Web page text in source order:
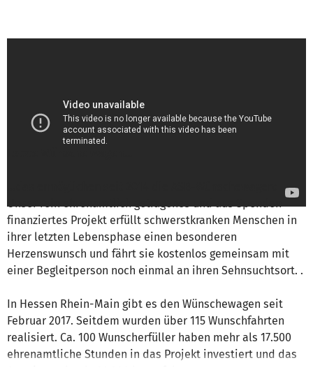
Nachricht schreiben
Unser rein ehrenamtlich getragenes und aus Spenden
finanziertes Projekt erfüllt schwerstkranken Menschen in
ihrer letzten Lebensphase einen besonderen
Herzenswunsch und fährt sie kostenlos gemeinsam mit
einer Begleitperson noch einmal an ihren Sehnsuchtsort. .
In Hessen Rhein-Main gibt es den Wünschewagen seit
Februar 2017. Seitdem wurden über 115 Wunschfahrten
realisiert. Ca. 100 Wunscherfüller haben mehr als 17.500
ehrenamtliche Stunden in das Projekt investiert und das